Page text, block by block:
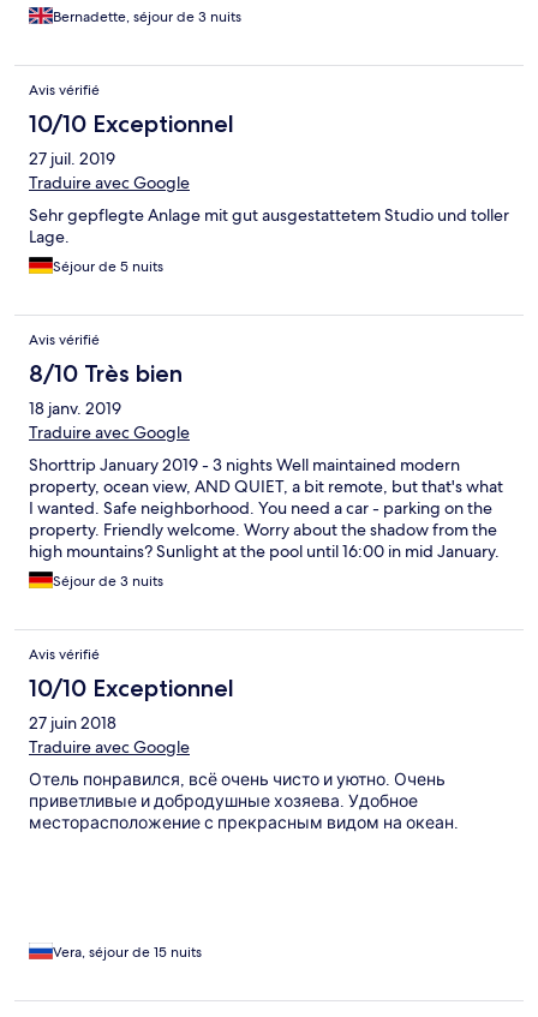
Bernadette, séjour de 3 nuits
Avis vérifié
10/10 Exceptionnel
27 juil. 2019
Traduire avec Google
Sehr gepflegte Anlage mit gut ausgestattetem Studio und toller
Lage.
Séjour de 5 nuits
Avis vérifié
8/10 Très bien
18 janv. 2019
Traduire avec Google
Shorttrip January 2019 - 3 nights Well maintained modern
property, ocean view, AND QUIET, a bit remote, but that's what
I wanted. Safe neighborhood. You need a car - parking on the
property. Friendly welcome. Worry about the shadow from the
high mountains? Sunlight at the pool until 16:00 in mid January.
My appartement (one of only 8) was spacious and in good
condition. Cleaning everyday. Quiet air condition. Living room
channels, bedroom with separate air, fully equipped bathroom.
Balcony heading north with seating. Great view. I recommend
to download MADEIRA as offline-map from GOOGLE-maps to
find the place. THANKS and have a great vacation.
Séjour de 3 nuits
Avis vérifié
10/10 Exceptionnel
27 juin 2018
Traduire avec Google
Отель понравился, всё очень чисто и уютно. Очень
приветливые и добродушные хозяева. Удобное
месторасположение с прекрасным видом на океан.
Vera, séjour de 15 nuits